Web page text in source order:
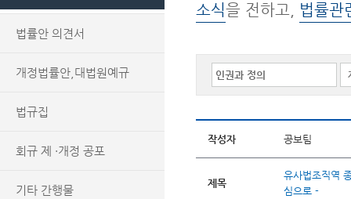
법률안 의견서
개정법률안,대법원예규
법규집
회규 제 ·개정 공포
기타 간행물
소식을 전하고, 법률관
작성자 공보팀
제목
유사법조직역
심으로 -